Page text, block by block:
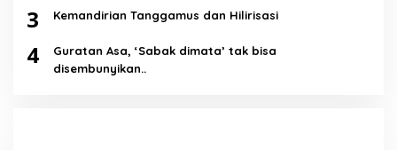
3 Kemandirian Tanggamus dan Hilirisasi
4
Guratan Asa, ‘Sabak dimata’ tak bisa
disembunyikan..